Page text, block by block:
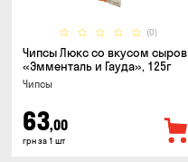
(0)
Чипсы Люкс со вкусом сыров
«Эмменталь и Гауда», 125г
Чипсы
63,00
грн за 1 шт